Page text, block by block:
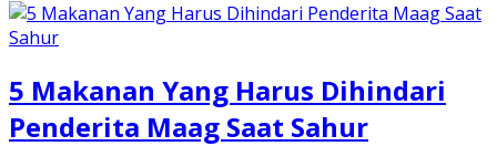
5 Makanan Yang Harus Dihindari
Penderita Maag Saat Sahur